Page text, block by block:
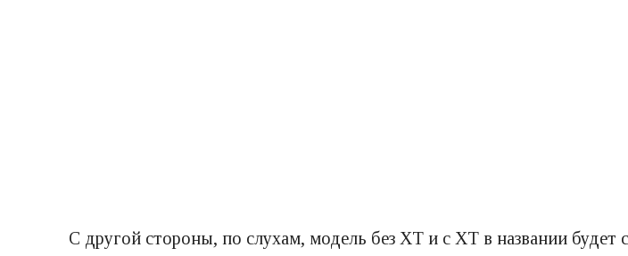
С другой стороны, по слухам, модель без XT и с XT в названии